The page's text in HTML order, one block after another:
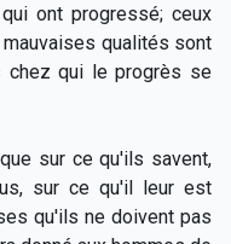
ont progressé; ceux
qualités sont
chez qui le progrès se
sur ce qu'ils savent,
sur ce qu'il leur est
qu'ils ne doivent pas